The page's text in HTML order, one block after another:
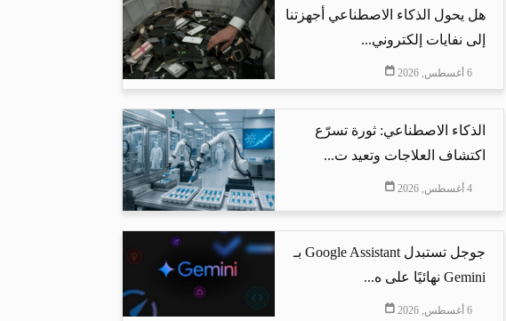
هل يحول الذكاء الاصطناعي أجهزتنا
إلى نفايات إلكتروني...
6 أغسطس, 2026
الذكاء الاصطناعي: ثورة تسرّع
اكتشاف العلاجات وتعيد ت...
4 أغسطس, 2026
جوجل تستبدل Google Assistant بـ
Gemini نهائيًا على ه...
6 أغسطس, 2026